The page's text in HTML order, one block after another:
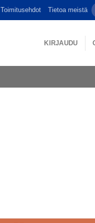
Toimitusehdot Tietoa meistä
KIRJAUDU